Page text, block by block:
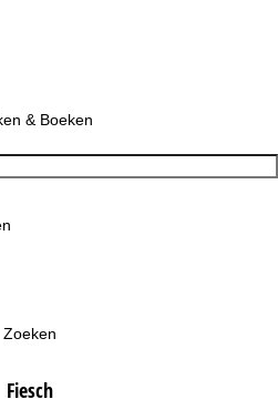
& Boeken
Zoeken
Fiesch